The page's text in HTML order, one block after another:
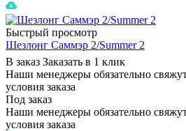
Быстрый просмотр
Шезлонг Саммэр 2/Summer 2
В заказ Заказать в 1 клик
Наши менеджеры обязательно
условия заказа
Под заказ
Наши менеджеры обязательно
условия заказа